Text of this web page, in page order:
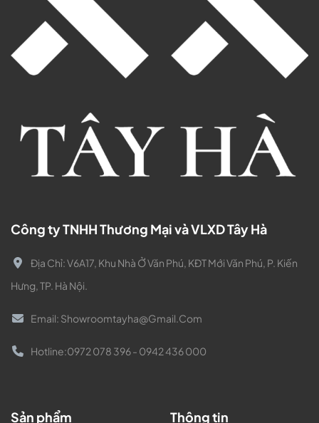
Công ty TNHH Thương Mại và VLXD Tây Hà
Địa Chỉ:V6A17, Khu Nhà Ở Văn Phú, KĐT Mới Văn Phú, P. Kiến
Hưng, TP. Hà Nội.
Email: Showroomtayha@gmail.com
Hotline:0972 078 396 - 0942 436 000
Sản phẩm Thông tin